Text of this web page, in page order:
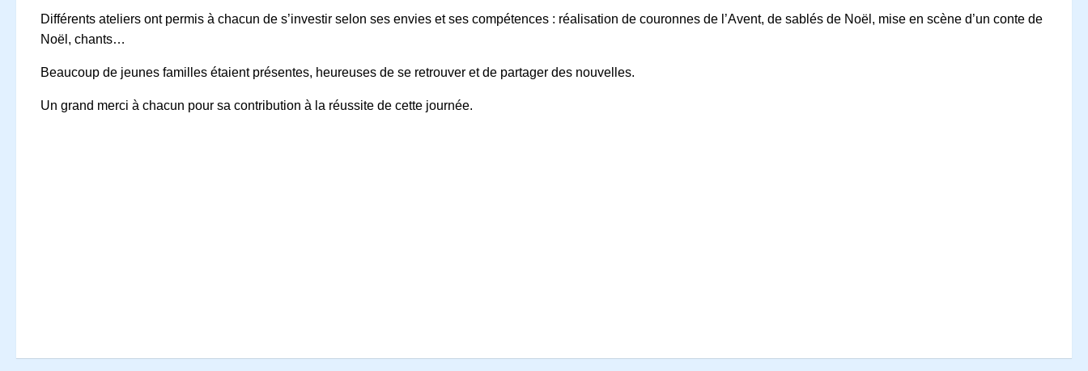
Différents ateliers ont permis à chacun de s’investir selon ses envies et ses compétences : réalisation de couronnes de l’Avent, de sablés de Noël, mise en scène d’un conte de
Noël, chants…
Beaucoup de jeunes familles étaient présentes, heureuses de se retrouver et de partager des nouvelles.
Un grand merci à chacun pour sa contribution à la réussite de cette journée.